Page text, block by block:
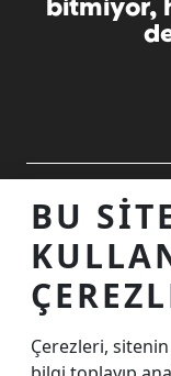
TEMASTA
İnternet
BU
Çerezleri,